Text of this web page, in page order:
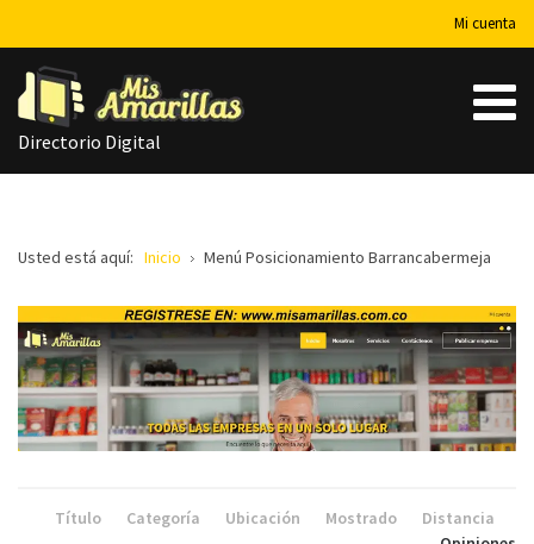
Mi cuenta
Directorio Digital
Usted está aquí: Inicio Menú Posicionamiento Barrancabermeja
Título Categoría Ubicación Mostrado
Distancia